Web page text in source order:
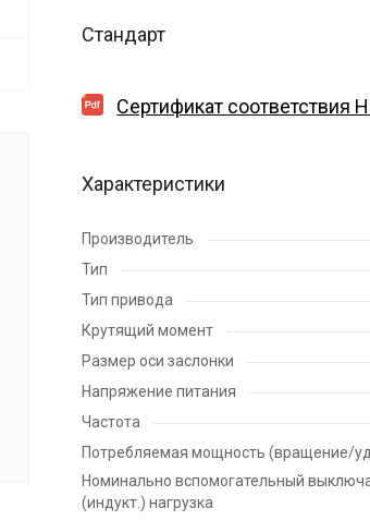
Стандарт
Сертификат соответствия
Характеристики
Производитель
Тип
Тип привода
Крутящий момент
Размер оси заслонки
Напряжение питания
Частота
Потребляемая мощность (вращение/
Номинально вспомогательный
(индукт.) нагрузка